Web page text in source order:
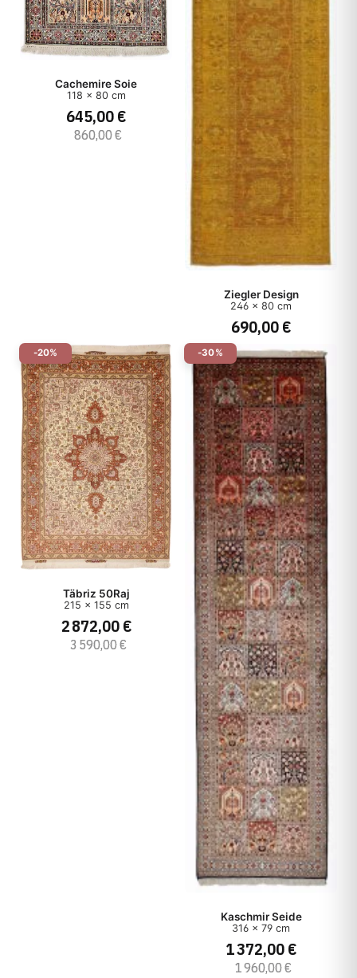
Cachemire Soie
118 x 80 cm
645,00 €
860,00 €
Ziegler Design
246 x 80 cm
690,00 €
-20%
Täbriz 50Raj
215 x 155 cm
2 872,00 €
3 590,00 €
-30%
Kaschmir Seide
316 x 79 cm
1 372,00 €
1 960,00 €